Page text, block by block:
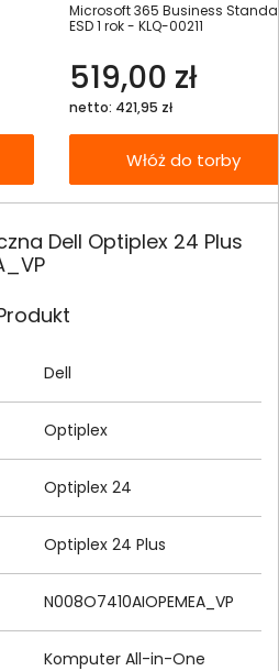
Microsoft 365 Business
ESD 1 rok - KLQ-00211
519,00 zł
netto: 421,95 zł
Włóż do torby
Dell Optiplex 24 Plus
Dell
Optiplex
Optiplex 24
Optiplex 24 Plus
N008O7410AIOPEMEA_VP
Komputer All-in-One